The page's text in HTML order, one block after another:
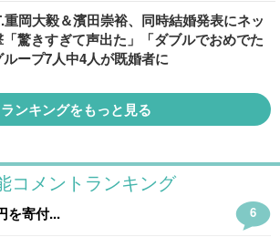
重岡大毅＆濱田崇裕、同時結婚発表にネッ
「驚きすぎて声出た」「ダブルでおめでた
ループ7人中4人が既婚者に
ランキングをもっと見る